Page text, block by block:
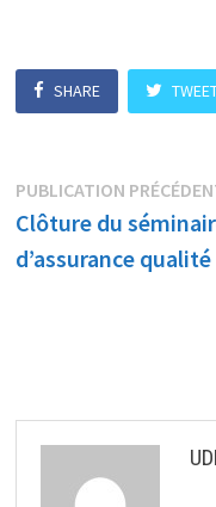
SHARE
Navigation
de
PUBLICATION
Clôture du
d’assurance qualité